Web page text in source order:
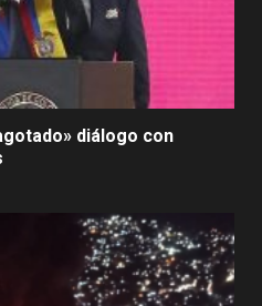
diálogo con